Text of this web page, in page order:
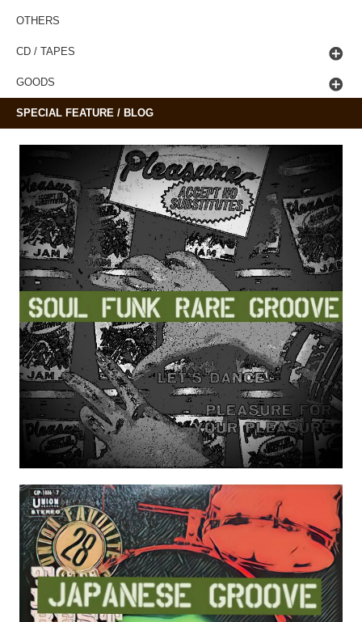
OTHERS
CD / TAPES
GOODS
SPECIAL FEATURE / BLOG